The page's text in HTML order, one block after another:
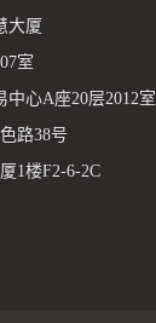
大厦
室
心A座20层2012室
路38号
1楼F2-6-2C